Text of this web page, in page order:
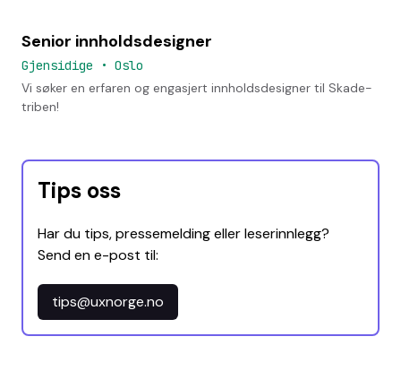
Senior innholdsdesigner
Gjensidige • Oslo
Vi søker en erfaren og engasjert innholdsdesigner til Skade-
triben!
Tips oss
Har du tips, pressemelding eller leserinnlegg?
Send en e-post til:
tips@uxnorge.no